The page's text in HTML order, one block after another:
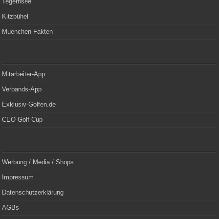
Kitzbühel
Muenchen Fakten
Mitarbeiter-App
Verbands-App
Exklusiv-Golfen.de
CEO Golf Cup
Werbung / Media / Shops
Impressum
Datenschutzerklärung
AGBs